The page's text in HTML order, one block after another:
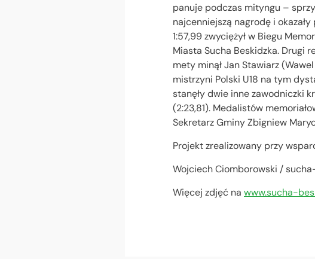
panuje podczas mityngu –
najcenniejszą nagrodę i
1:57,99 zwyciężył w Biegu
Miasta Sucha Beskidzka. Drugi
mety minął Jan Stawiarz
mistrzyni Polski U18 na tym
stanęły dwie inne zawodniczki
(2:23,81). Medalistów
Sekretarz Gminy Zbigniew
Projekt zrealizowany przy
Wojciech Ciomborowski /
Więcej zdjęć na www.sucha-